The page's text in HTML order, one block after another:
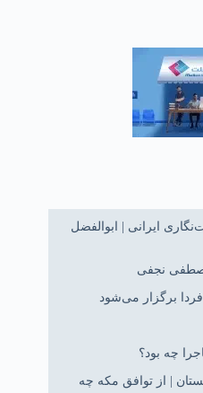
ایرانی | ابوالفضل
نجفی
برگزار می‌شود
چه بود؟
| از توافق مکه چه